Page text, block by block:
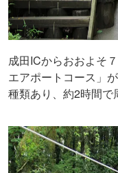
成田ICからおおよそ
エアポートコース」
種類あり、約2時間で